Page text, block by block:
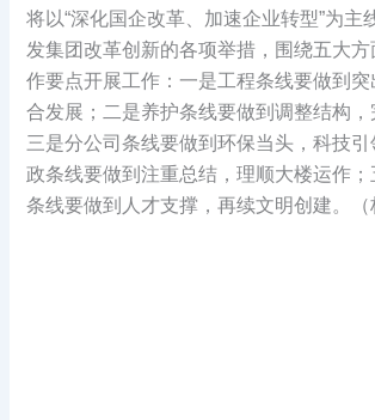
将以“深化国企改革、加速企业转型”为主
发集团改革创新的各项举措，围绕五大
作要点开展工作：一是工程条线要做到
合发展；二是养护条线要做到调整结构，
三是分公司条线要做到环保当头，科技
政条线要做到注重总结，理顺大楼运作；
条线要做到人才支撑，再续文明创建。（